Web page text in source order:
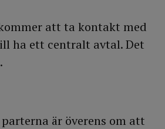
att ta kontakt med
ha ett centralt avtal. Det
är överens om att